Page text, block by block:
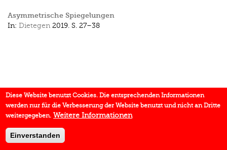
Asymmetrische Spiegelungen
In: Dietegen 2019. S. 27–38
Diese Website benutzt Cookies. Die entsprechenden Informationen
werden nur für die Verbesserung der Website benutzt und nicht an Dritte
weitergegeben. Weitere Informationen
Einverstanden